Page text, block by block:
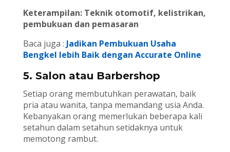
Keterampilan: Teknik otomotif, kelistrikan,
pembukuan dan pemasaran
Baca juga : Jadikan Pembukuan Usaha
Bengkel lebih Baik dengan Accurate Online
5. Salon atau Barbershop
Setiap orang membutuhkan perawatan, baik
pria atau wanita, tanpa memandang usia Anda.
Kebanyakan orang memerlukan beberapa kali
setahun dalam setahun setidaknya untuk
memotong rambut.